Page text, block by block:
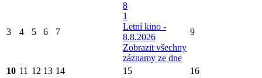
3 4 5 6 7
8
1
Letní kino -
8.8.2026
Zobrazit všechny
záznamy ze dne
9
10 11 12 13 14 15 16